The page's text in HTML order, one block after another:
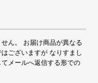
ん。 お届け商品が異なる
ございますが なりすまし
メールへ返信する形での